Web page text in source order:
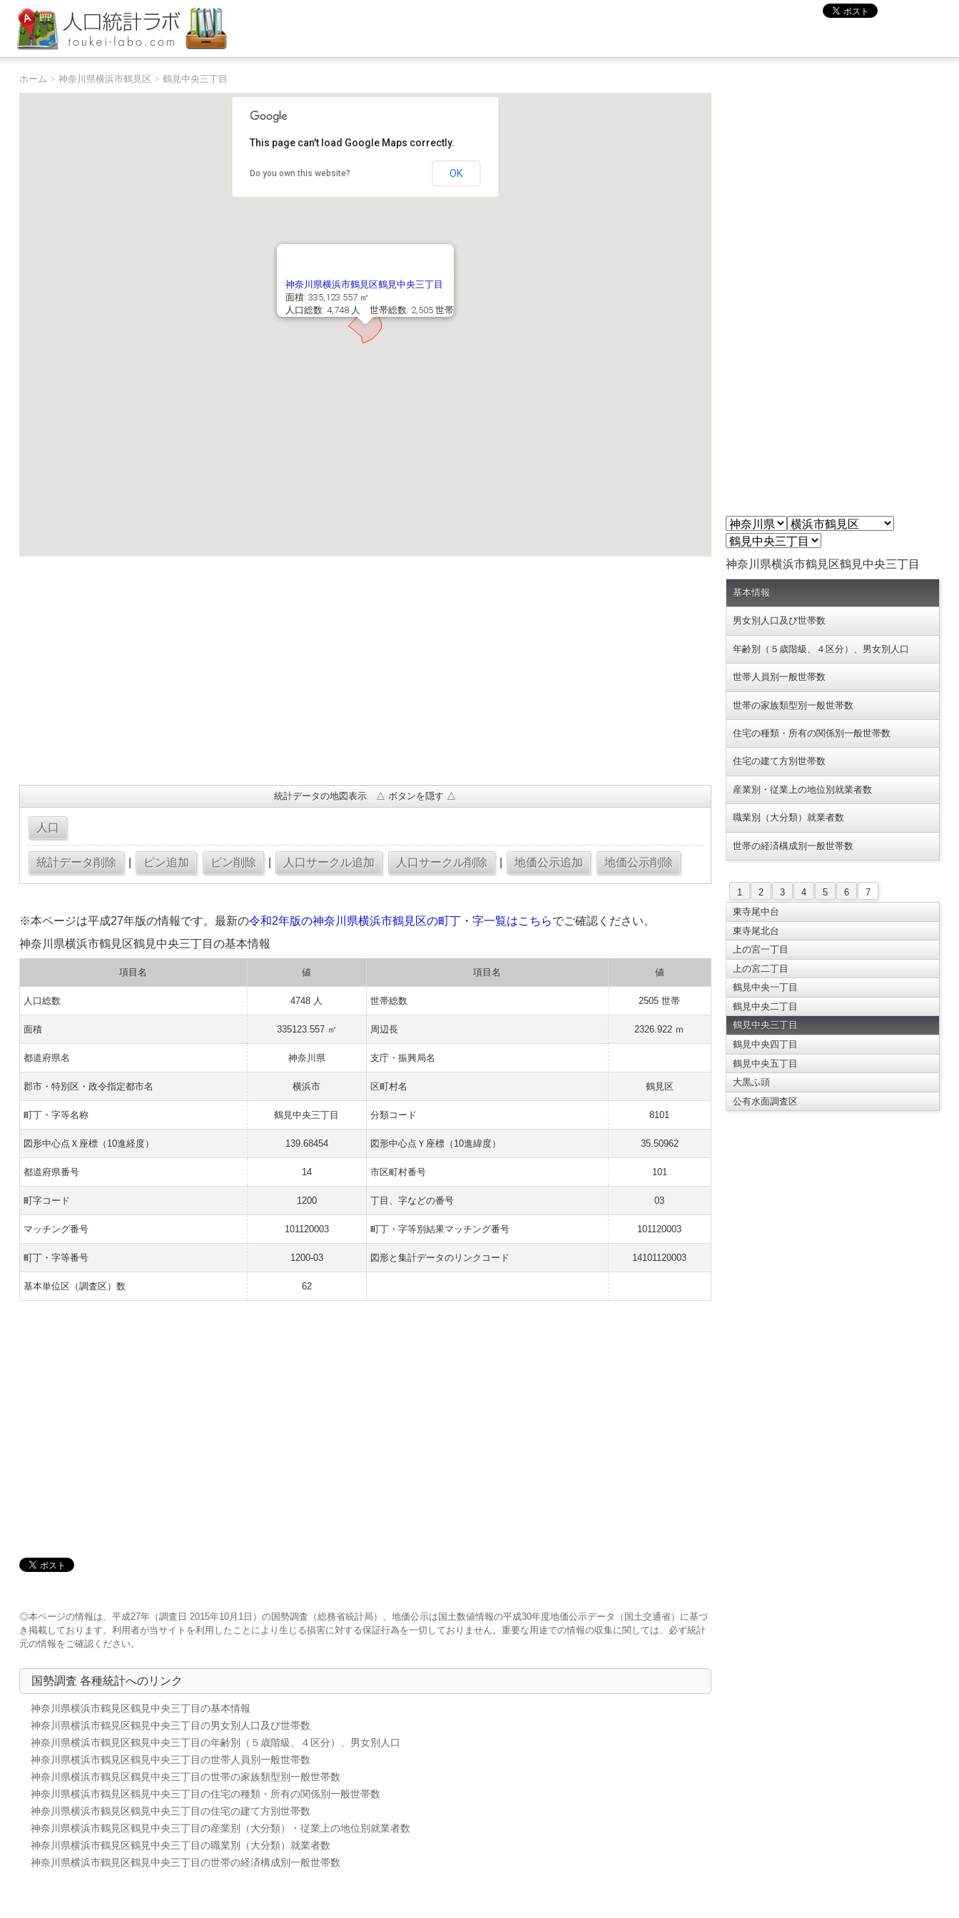
ホーム > 神奈川県横浜市鶴見区 > 鶴見中央三丁目
神奈川県横浜市鶴見区鶴見中央三丁目
面積: 335,123.557 ㎡
人口総数: 4,748 人 世帯総数: 2,505 世帯
This page can't load Google Maps correctly.
Do you own this website? OK
統計データの地図表示 △ ボタンを隠す △
※本ページは平成27年版の情報です。最新の令和2年版の神奈川県横浜市鶴見区の町丁・字一覧はこちらでご確認ください。
神奈川県横浜市鶴見区鶴見中央三丁目の基本情報
項目名 値 項目名 値
人口総数 4748 人 世帯総数 2505 世帯
面積 335123.557 ㎡ 周辺長 2326.922 ｍ
都道府県名 神奈川県 支庁・振興局名
郡市・特別区・政令指定都市名 横浜市 区町村名 鶴見区
町丁・字等名称 鶴見中央三丁目 分類コード 8101
図形中心点Ｘ座標（10進経度） 139.68454 図形中心点Ｙ座標（10進緯度） 35.50962
都道府県番号 14 市区町村番号 101
町字コード 1200 丁目、字などの番号 03
マッチング番号 101120003 町丁・字等別結果マッチング番号 101120003
町丁・字等番号 1200-03 図形と集計データのリンクコード 14101120003
基本単位区（調査区）数 62
◎本ページの情報は、平成27年（調査日 2015年10月1日）の国勢調査（総務省統計局）、地価公示は国土数値情報の平成30年度地価公示データ（国土交通省）に基づ
き掲載しております。利用者が当サイトを利用したことにより生じる損害に対する保証行為を一切しておりません。重要な用途での情報の収集に関しては、必ず統計
元の情報をご確認ください。
国勢調査 各種統計へのリンク
神奈川県横浜市鶴見区鶴見中央三丁目の基本情報
神奈川県横浜市鶴見区鶴見中央三丁目の男女別人口及び世帯数
神奈川県横浜市鶴見区鶴見中央三丁目の年齢別（５歳階級、４区分）、男女別人口
神奈川県横浜市鶴見区鶴見中央三丁目の世帯人員別一般世帯数
神奈川県横浜市鶴見区鶴見中央三丁目の世帯の家族類型別一般世帯数
神奈川県横浜市鶴見区鶴見中央三丁目の住宅の種類・所有の関係別一般世帯数
神奈川県横浜市鶴見区鶴見中央三丁目の住宅の建て方別世帯数
神奈川県横浜市鶴見区鶴見中央三丁目の産業別（大分類）・従業上の地位別就業者数
神奈川県横浜市鶴見区鶴見中央三丁目の職業別（大分類）就業者数
神奈川県横浜市鶴見区鶴見中央三丁目の世帯の経済構成別一般世帯数
神奈川県横浜市鶴見区鶴見中央三丁目
基本情報
男女別人口及び世帯数
年齢別（５歳階級、４区分）、男女別人口
世帯人員別一般世帯数
世帯の家族類型別一般世帯数
住宅の種類・所有の関係別一般世帯数
住宅の建て方別世帯数
産業別・従業上の地位別就業者数
職業別（大分類）就業者数
世帯の経済構成別一般世帯数
1 2 3 4 5 6
7
東寺尾中台
東寺尾北台
上の宮一丁目
上の宮二丁目
鶴見中央一丁目
鶴見中央二丁目
鶴見中央三丁目
鶴見中央四丁目
鶴見中央五丁目
大黒ふ頭
公有水面調査区